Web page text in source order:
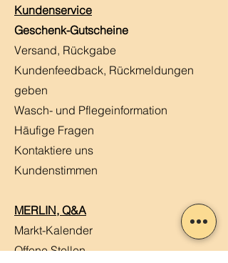
Kundenservice
Geschenk-Gutscheine
Versand, Rückgabe
Kundenfeedback, Rückmeldungen
geben
Wasch- und Pflegeinformation
Häufige Fragen
Kontaktiere uns
Kundenstimmen
MERLIN, Q&A
Markt-Kalender
Offene Stellen